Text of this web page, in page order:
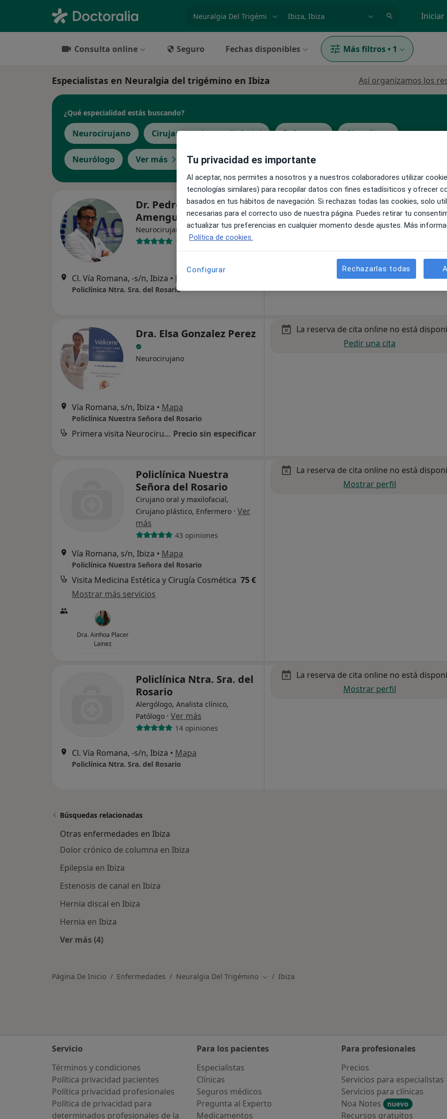
especialidad, enfermedad o nombre Iniciar
Consulta online Seguro Fechas disponibles Más filtros • 1
Especialistas en Neuralgia del trigémino en Ibiza Así organizamos los
¿Qué especialidad estás buscando?
Neurocirujano Cirujano oral y maxilofacial Enfermero Ginecólogo
Neurólogo Ver más
Dr. Pedro Llinas
Amengual
Neurocirujano
13 opiniones
Cl. Vía Romana, -s/n, Ibiza • Mapa
Policlínica Ntra. Sra. del Rosario
La reserva de cita online no está
Pedir una cita
Dra. Elsa Gonzalez Perez
Neurocirujano
Vía Romana, s/n, Ibiza • Mapa
Policlínica Nuestra Señora del Rosario
Primera visita Neurocirugía Precio sin especificar
La reserva de cita online no está
Pedir una cita
Policlínica Nuestra
Señora del Rosario
Cirujano oral y maxilofacial,
Cirujano plástico, Enfermero · Ver
más
43 opiniones
Vía Romana, s/n, Ibiza • Mapa
Policlínica Nuestra Señora del Rosario
Visita Medicina Estética y Cirugía Cosmética 75 €
Mostrar más servicios
Dra. Ainhoa Placer
Lainez
La reserva de cita online no está
Mostrar perfil
Policlínica Ntra. Sra. del
Rosario
Alergólogo, Analista clínico,
Patólogo · Ver más
14 opiniones
Cl. Vía Romana, -s/n, Ibiza • Mapa
Policlínica Ntra. Sra. del Rosario
La reserva de cita online no está
Mostrar perfil
Búsquedas relacionadas
Otras enfermedades en Ibiza
Dolor crónico de columna en Ibiza
Epilepsia en Ibiza
Estenosis de canal en Ibiza
Hernia discal en Ibiza
Hernia en Ibiza
Ver más (4)
Página De Inicio Enfermedades Neuralgia Del Trigémino Cambiar de ciudad
Ibiza
Servicio
Términos y condiciones
Política privacidad pacientes
Política privacidad profesionales
Política de privacidad para
determinados profesionales de la
Para los pacientes
Especialistas
Clínicas
Seguros médicos
Pregunta al Experto
Medicamentos
Para profesionales
Precios
Servicios para especialistas
Servicios para clínicas
Noa Notes
nuevo
Recursos gratuitos
Tu privacidad es importante
Al aceptar, nos permites a nosotros y a nuestros colaboradores utilizar
tecnologías similares) para recopilar datos con fines estadísiticos y ofrecer
basados en tus hábitos de navegación. Si rechazas todas las cookies, solo
necesarias para el correcto uso de nuestra página. Puedes retirar tu
actualizar tus preferencias en cualquier momento desde ajustes. Más
Política de cookies.
Configurar Rechazarlas todas